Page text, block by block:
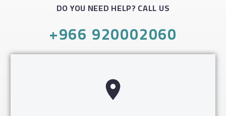
DO YOU NEED HELP? CALL US
+966 920002060